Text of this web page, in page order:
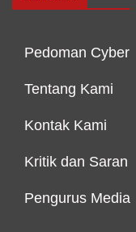
Pedoman Cyber
Tentang Kami
Kontak Kami
Kritik dan Saran
Pengurus Media